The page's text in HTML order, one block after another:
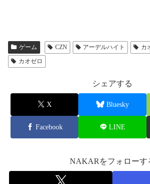
ゲーム CZN アーデルハイト
カ
カオゼロ
シェアする
X Bluesky
Facebook LINE
NAKARをフォローす